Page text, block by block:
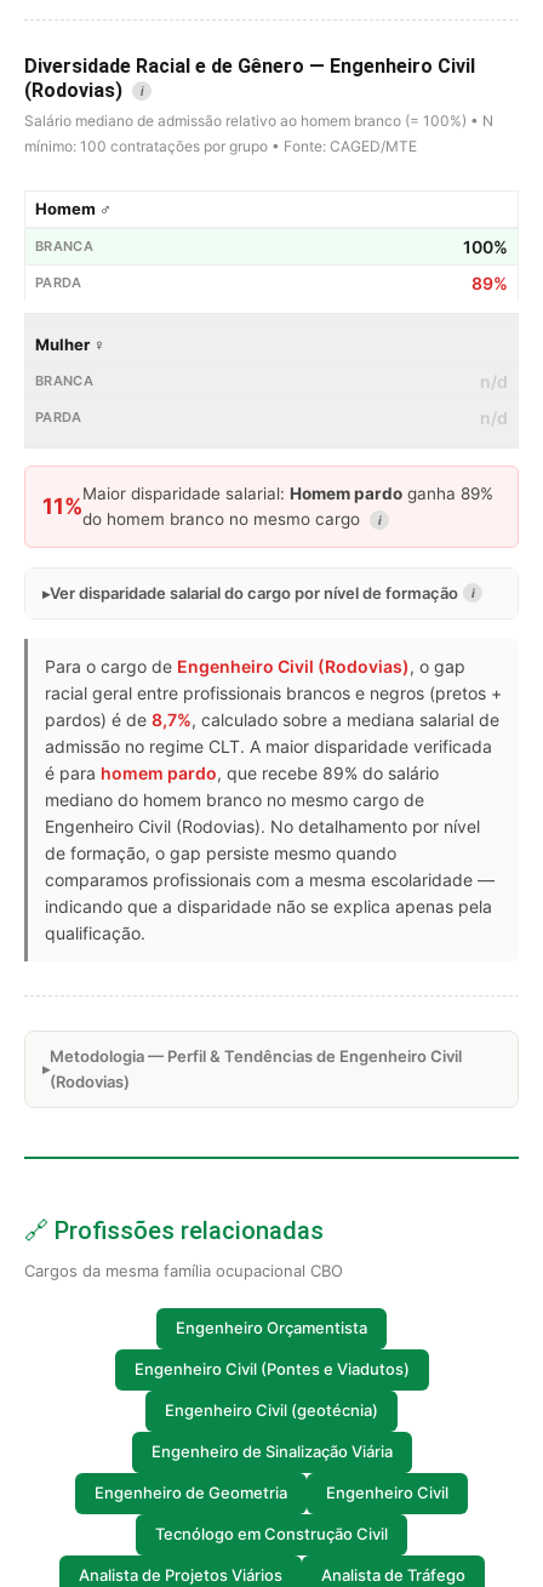
Diversidade Racial e de Gênero — Engenheiro Civil
(Rodovias)
i
Salário mediano de admissão relativo ao homem branco (= 100%) • N
mínimo: 100 contratações por grupo • Fonte: CAGED/MTE
Homem ♂
100%
89%
Mulher ♀
n/d
n/d
11%
Maior disparidade salarial: Homem pardo ganha 89%
do homem branco no mesmo cargo
i
Ver disparidade salarial do cargo por nível de formação i
Para o cargo de Engenheiro Civil (Rodovias), o gap
racial geral entre profissionais brancos e negros (pretos +
pardos) é de 8,7%, calculado sobre a mediana salarial de
admissão no regime CLT. A maior disparidade verificada
é para homem pardo, que recebe 89% do salário
mediano do homem branco no mesmo cargo de
Engenheiro Civil (Rodovias). No detalhamento por nível
de formação, o gap persiste mesmo quando
comparamos profissionais com a mesma escolaridade —
indicando que a disparidade não se explica apenas pela
qualificação.
Metodologia — Perfil & Tendências de Engenheiro Civil
(Rodovias)
🔗 Profissões relacionadas
Cargos da mesma família ocupacional CBO
Engenheiro Orçamentista
Engenheiro Civil (Pontes e Viadutos)
Engenheiro Civil (geotécnia)
Engenheiro de Sinalização Viária
Engenheiro de Geometria Engenheiro Civil
Tecnólogo em Construção Civil
Analista de Projetos Viários Analista de Tráfego